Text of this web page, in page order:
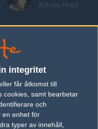
integritet
får åtkomst till
cookies, samt bearbetar
och
en enhet för
typer av innehåll,
Antoine Pirard
7-16